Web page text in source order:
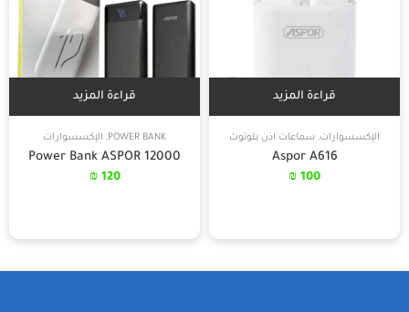
قراءة المزيد
الإكسسوارات, سماعات اذن بلوتوث
Aspor A616
100
₪
قراءة المزيد
POWER BANK
, الإكسسوارات
Power Bank ASPOR 12000
120
₪